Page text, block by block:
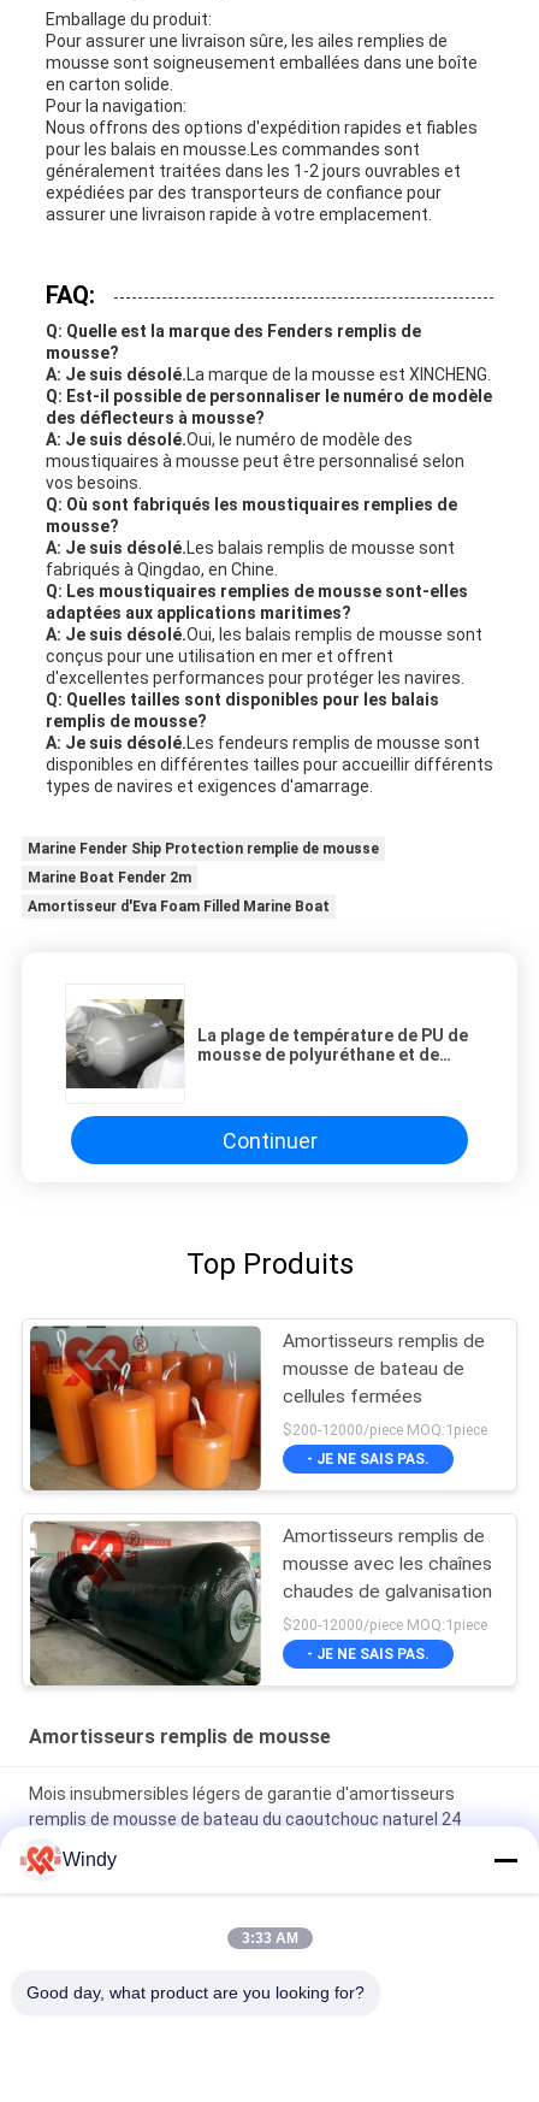
Emballage du produit:
Pour assurer une livraison sûre, les ailes remplies de
mousse sont soigneusement emballées dans une boîte
en carton solide.
Pour la navigation:
Nous offrons des options d'expédition rapides et fiables
pour les balais en mousse.Les commandes sont
généralement traitées dans les 1-2 jours ouvrables et
expédiées par des transporteurs de confiance pour
assurer une livraison rapide à votre emplacement.
FAQ:
Q: Quelle est la marque des Fenders remplis de
mousse?
A: Je suis désolé.La marque de la mousse est XINCHENG.
Q: Est-il possible de personnaliser le numéro de modèle
des déflecteurs à mousse?
A: Je suis désolé.Oui, le numéro de modèle des
moustiquaires à mousse peut être personnalisé selon
vos besoins.
Q: Où sont fabriqués les moustiquaires remplies de
mousse?
A: Je suis désolé.Les balais remplis de mousse sont
fabriqués à Qingdao, en Chine.
Q: Les moustiquaires remplies de mousse sont-elles
adaptées aux applications maritimes?
A: Je suis désolé.Oui, les balais remplis de mousse sont
conçus pour une utilisation en mer et offrent
d'excellentes performances pour protéger les navires.
Q: Quelles tailles sont disponibles pour les balais
remplis de mousse?
A: Je suis désolé.Les fendeurs remplis de mousse sont
disponibles en différentes tailles pour accueillir différents
types de navires et exigences d'amarrage.
Marine Fender Ship Protection remplie de mousse
Marine Boat Fender 2m
Amortisseur d'Eva Foam Filled Marine Boat
La plage de température de PU de
mousse de polyuréthane et de
performances et une durabilité
Continuer
Top Produits
Amortisseurs remplis de
mousse de bateau de
cellules fermées
$200-12000/piece MOQ:1piece
- JE NE SAIS PAS.
Amortisseurs remplis de
mousse avec les chaînes
chaudes de galvanisation
$200-12000/piece MOQ:1piece
- JE NE SAIS PAS.
Amortisseurs remplis de mousse
Mois insubmersibles légers de garantie d'amortisseurs
remplis de mousse de bateau du caoutchouc naturel 24
L'OIN a délivré un certificat performance insubmersible qui
absorbe l'énergie d'amortisseurs remplis de mousse la haute
longueur remplie de mousse des amortisseurs 3.5m de
Windy
3:33 AM
Good day, what product are you looking for?